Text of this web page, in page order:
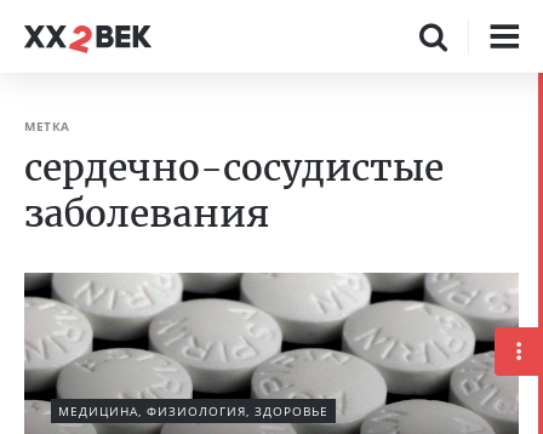
МЕТКА
сердечно-сосудистые
заболевания
МЕДИЦИНА, ФИЗИОЛОГИЯ, ЗДОРОВЬЕ